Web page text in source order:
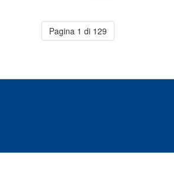
Pagina 1 di 129